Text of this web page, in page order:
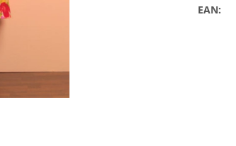
EAN: